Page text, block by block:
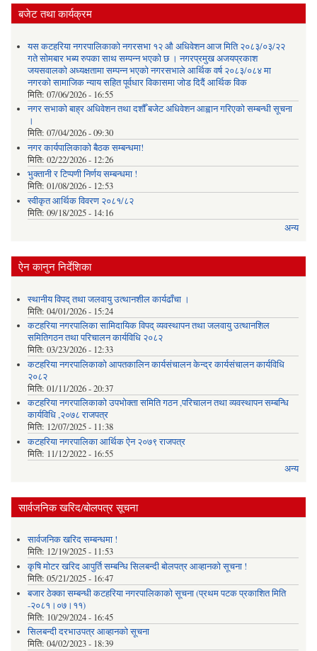
बजेट तथा कार्यक्रम
यस कटहरिया नगरपालिकाको नगरसभा १२ औ अधिवेशन आज मिति २०८३/०३/२२
गते सोमबार भब्य रुपका साथ सम्पन्न भएको छ । नगरप्रमुख अजयप्रकाश
जयसवालको अध्यक्षतामा सम्पन्न भएको नगरसभाले आर्थिक वर्ष २०८३/०८४ मा
नगरको सामाजिक न्याय सहित पूर्वधार विकासमा जोड दिदैं आर्थिक विक
मिति: 07/06/2026 - 16:55
नगर सभाको बाह्र अधिवेशन तथा दशौँ बजेट अधिवेशन आह्वान गरिएको सम्बन्धी सूचना
।
मिति: 07/04/2026 - 09:30
नगर कार्यपालिकाको बैठक सम्बन्धमा!
मिति: 02/22/2026 - 12:26
भुक्तानी र टिप्पणी निर्णय सम्बन्धमा !
मिति: 01/08/2026 - 12:53
स्वीकृत आर्थिक विवरण २०८१/८२
मिति: 09/18/2025 - 14:16
अन्य
ऐन कानुन निर्देशिका
स्थानीय विपद् तथा जलवायु उत्थानशील कार्यढाँचा ।
मिति: 04/01/2026 - 15:24
कटहरिया नगरपालिका सामिदायिक विपद् व्यवस्थापन तथा जलवायु उत्थानशिल
समितिगठन तथा परिचालन कार्यविधि २०८२
मिति: 03/23/2026 - 12:33
कटहरिया नगरपालिकाको आपतकालिन कार्यसंचालन केन्द्र कार्यसंचालन कार्यविधि
२०८२
मिति: 01/11/2026 - 20:37
कटहरिया नगरपालिकाको उपभोक्ता समिति गठन ,परिचालन तथा व्यवस्थापन सम्बन्धि
कार्यविधि ,२०७८ राजपत्र
मिति: 12/07/2025 - 11:38
कटहरिया नगरपालिका आर्थिक ऐन २०७९ राजपत्र
मिति: 11/12/2022 - 16:55
अन्य
सार्वजनिक खरिद/बोलपत्र सूचना
सार्वजनिक खरिद सम्बन्धमा !
मिति: 12/19/2025 - 11:53
कृषि मोटर खरिद आपुर्ति सम्बन्धि सिलबन्दी बोलपत्र आव्हानको सूचना !
मिति: 05/21/2025 - 16:47
बजार ठेक्का सम्बन्धी कटहरिया नगरपालिकाको सूचना (प्रथम पटक प्रकाशित मिति
-२०८१।०७।११)
मिति: 10/29/2024 - 16:45
सिलबन्दी दरभाउपत्र आव्हानको सूचना
मिति: 04/02/2023 - 18:39